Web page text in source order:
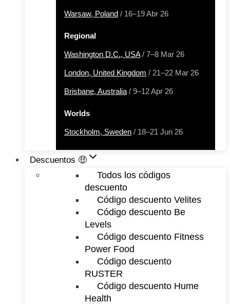
Warsaw, Poland / 16–19 Abr 26
Regional
Washington D.C., USA/ 7–8 Mar 26
London, United Kingdom / 21–22 Mar 26
Brisbane, Australia / 9–12 Apr 26
Worlds
Stockholm, Sweden / 18–21 Jun 26
Descuentos 🤑
Todos los códigos
descuento
Código descuento Velites
Código descuento Be
Levels
Código descuento Fitness
Power Food
Código descuento
RUSTER
Código descuento Hume
Health